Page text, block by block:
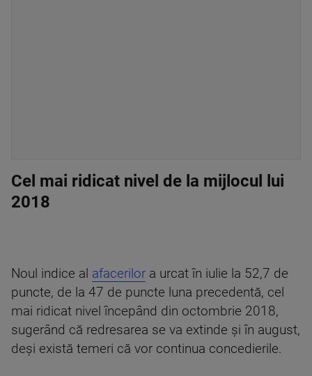
Cel mai ridicat nivel de la mijlocul lui
2018
Noul indice al afacerilor a urcat în iulie la 52,7 de
puncte, de la 47 de puncte luna precedentă, cel
mai ridicat nivel începând din octombrie 2018,
sugerând că redresarea se va extinde şi în august,
deşi există temeri că vor continua concedierile.